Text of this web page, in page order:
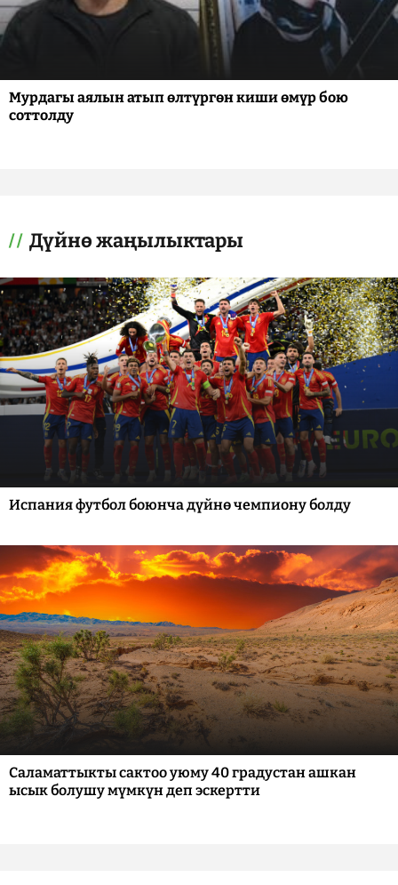
Мурдагы аялын атып өлтүргөн киши өмүр бою
соттолду
Дүйнө жаңылыктары
Испания футбол боюнча дүйнө чемпиону болду
Саламаттыкты сактоо уюму 40 градустан ашкан
ысык болушу мүмкүн деп эскертти